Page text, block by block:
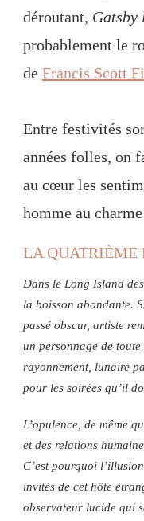
déroutant, Gatsby
probablement le
de Francis Scott
Entre festivités
années folles, on
au cœur les
homme au
LA QUATRIÈME
Dans le Long Island
la boisson abondante.
passé obscur, artiste
un personnage de
rayonnement, lunaire
pour les soirées qu’il
L’opulence, de même
et des relations
C’est pourquoi
invités de cet hôte
observateur lucide qui